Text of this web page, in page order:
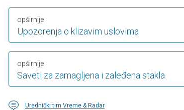
Upozorenja o klizavim uslovima
opširnije
Saveti za zamagljena i zaleđena stakla
opširnije
Urednički tim Vreme & Radar